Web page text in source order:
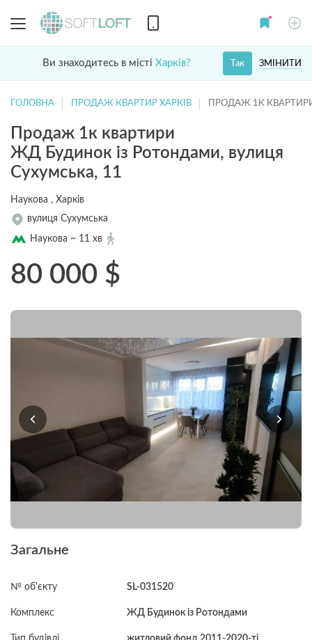
Ви знаходитесь в місті Харків? ЗМІНИТИ
Так
ГОЛОВНА ПРОДАЖ КВАРТИР ХАРКІВ ПРОДАЖ 1К
Продаж 1к квартири
ЖД Будинок із Ротондами, вулиця
Сухумська, 11
Наукова , Харків
вулиця Сухумська
Наукова ~ 11 хв
80 000 $
Загальне
№ об'єкту SL-031520
Комплекс ЖД Будинок із Ротондами